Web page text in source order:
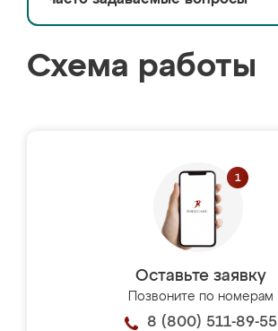
Схема работы
Оставьте заявку
Позвоните по номерам
8 (800) 511-89-55